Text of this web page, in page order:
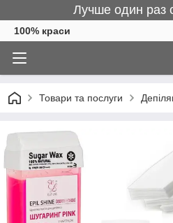
Лучше один раз
100% краси
Товари та послуги